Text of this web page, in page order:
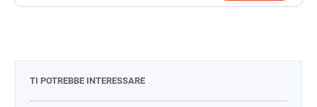
TI POTREBBE INTERESSARE